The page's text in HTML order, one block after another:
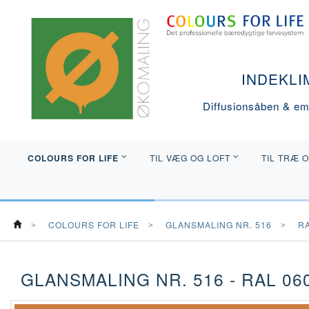
Diffusionsåben &
COLOURS FOR LIFE TIL VÆG OG LOFT TIL TRÆ
COLOURS FOR LIFE GLANSMALING NR. 516
GLANSMALING NR. 516 - RAL